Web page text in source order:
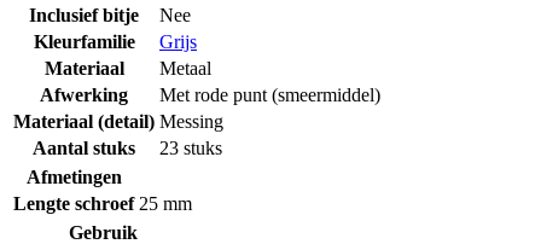
Inclusief bitje
Nee
Kleurfamilie
Grijs
Materiaal
Metaal
Afwerking
Met rode punt (smeermiddel)
Materiaal (detail) Messing
Aantal stuks
23 stuks
Afmetingen
Lengte schroef 25 mm
Gebruik